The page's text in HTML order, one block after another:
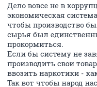
Дело вовсе не в
экономическая
чтобы производство
сырья был
прокормиться.
Если бы систему не
производить свои
ввозить наркотики -
Так вот чтобы народ